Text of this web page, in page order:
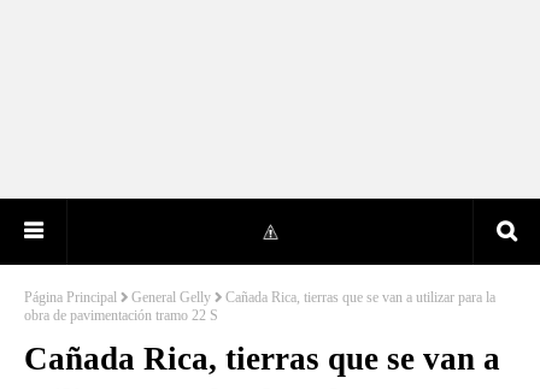
Página Principal General Gelly
Cañada Rica, tierras que se van a utilizar para la
obra de pavimentación tramo 22 S
Cañada Rica, tierras que se van a